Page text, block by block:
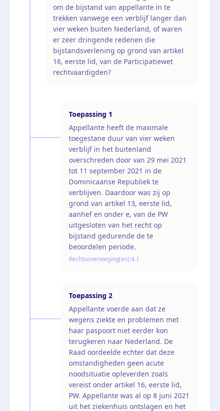
om de bijstand van appellante in te
trekken vanwege een verblijf langer dan
vier weken buiten Nederland, of waren
er zeer dringende redenen die
bijstandsverlening op grond van artikel
16, eerste lid, van de Participatiewet
rechtvaardigden?
Toepassing 1
Appellante heeft de maximale
toegestane duur van vier weken
verblijf in het buitenland
overschreden door van 29 mei 2021
tot 11 september 2021 in de
Dominicaanse Republiek te
verblijven. Daardoor was zij op
grond van artikel 13, eerste lid,
aanhef en onder e, van de PW
uitgesloten van het recht op
bijstand gedurende de te
beoordelen periode.
Rechtsoverweging(en):4.1
Toepassing 2
Appellante voerde aan dat ze
wegens ziekte en problemen met
haar paspoort niet eerder kon
terugkeren naar Nederland. De
Raad oordeelde echter dat deze
omstandigheden geen acute
noodsituatie opleverden zoals
vereist onder artikel 16, eerste lid,
PW. Appellante was al op 8 juni 2021
uit het ziekenhuis ontslagen en het